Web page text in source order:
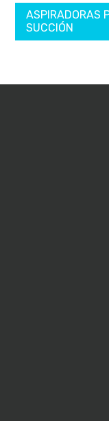
ASPIRADORAS
SUCCIÓN